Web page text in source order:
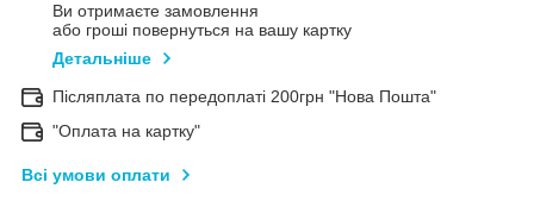
Ви отримаєте замовлення
або гроші повернуться на вашу картку
Детальніше
Післяплата по передоплаті 200грн "Нова Пошта"
"Оплата на картку"
Всі умови оплати